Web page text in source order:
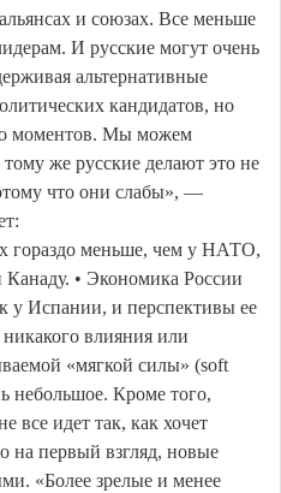
и союзах. Все меньше
И русские могут очень
альтернативные
кандидатов, но
моментов. Мы можем
же русские делают это не
что они слабы», —
гораздо меньше, чем у НАТО,
• Экономика России
у Испании, и перспективы ее
влияния или
«мягкой силы» (soft
небольшое. Кроме того,
все идет так, как хочет
на первый взгляд, новые
«Более зрелые и менее